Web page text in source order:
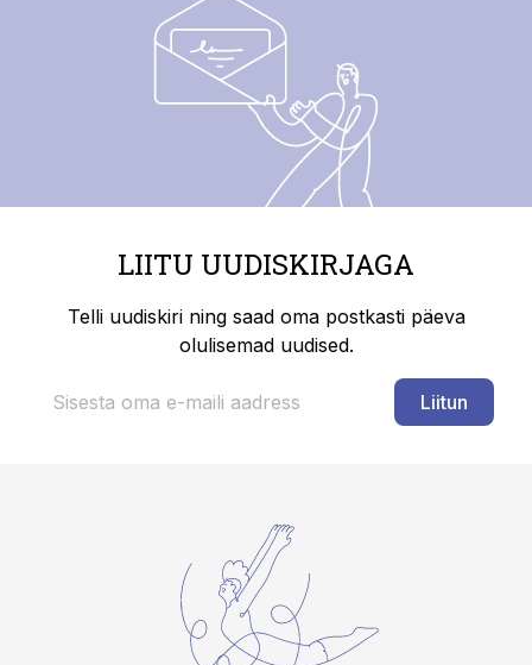
LIITU UUDISKIRJAGA
Telli uudiskiri ning saad oma postkasti päeva
olulisemad uudised.
Liitun